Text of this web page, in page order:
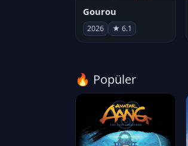
Gourou
2026 ★ 6.1
🔥 Popüler